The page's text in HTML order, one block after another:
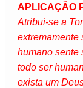
APLICAÇÃO
Atribui-se a
extremamente
humano sente
todo ser
exista um